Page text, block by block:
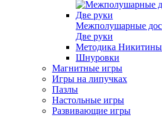
Межполушарные
Две руки
Методика
Шнуровки
Магнитные игры
Игры на липучках
Пазлы
Настольные игры
Развивающие игры